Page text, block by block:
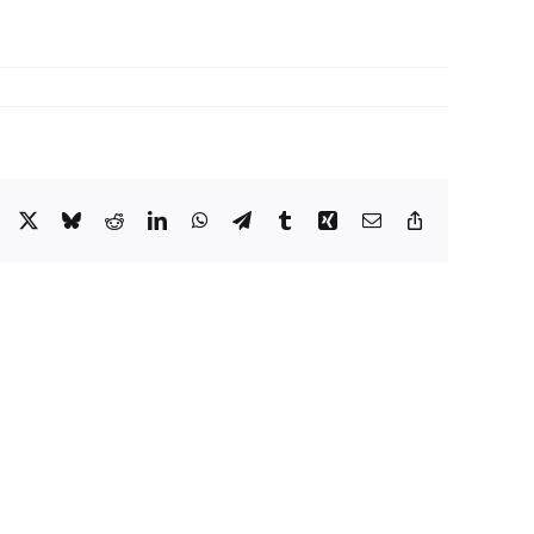
Facebook
X BlueskyRedditLinkedInWhatsApp
TelegramTumblrXing Email